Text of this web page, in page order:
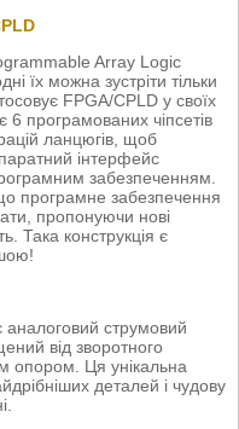
Array Logic
їх можна зустріти тільки
FPGA/CPLD у своїх
програмованих чіпсетів
ланцюгів, щоб
інтерфейс
забезпеченням.
програмне забезпечення
пропонуючи нові
Така конструкція є
струмовий
від зворотного
опором. Ця унікальна
деталей і чудову